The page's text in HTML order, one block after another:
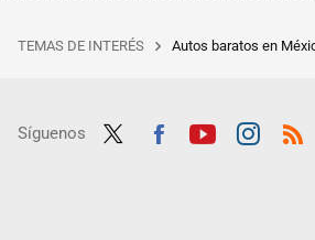
TEMAS DE INTERÉS Autos baratos en
Síguenos